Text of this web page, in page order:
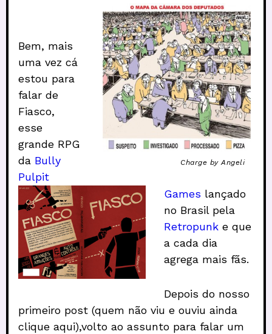
Charge by Angeli
Bem, mais
uma vez cá
estou para
falar de
Fiasco,
esse
grande RPG
da Bully
Pulpit
Games lançado
no Brasil pela
Retropunk e que
a cada dia
agrega mais fãs.
Depois do nosso
primeiro post (quem não viu e ouviu ainda
clique aqui),volto ao assunto para falar um